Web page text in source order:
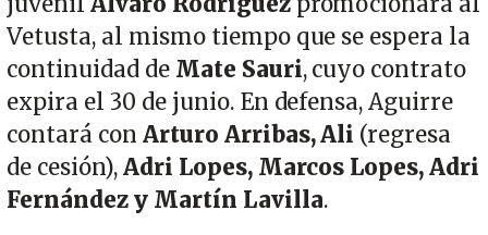
Vetusta, al mismo tiempo que se espera la
continuidad de Mate Sauri, cuyo contrato
expira el 30 de junio. En defensa, Aguirre
contará con Arturo Arribas, Ali (regresa
de cesión),Adri Lopes, Marcos Lopes, Adri
Fernández y Martín Lavilla.